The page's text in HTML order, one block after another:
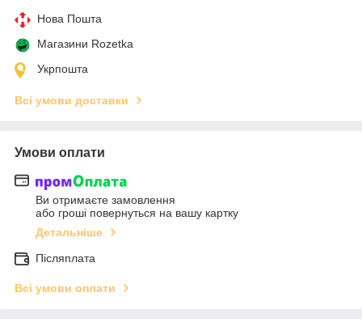
Нова Пошта
Магазини Rozetka
Укрпошта
Всі умови доставки
Умови оплати
Ви отримаєте замовлення
або гроші повернуться на вашу картку
Детальніше
Післяплата
Всі умови оплати